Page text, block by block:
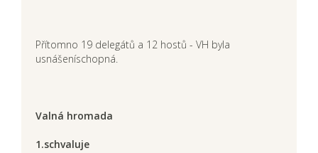
Přítomno 19 delegátů a 12 hostů - VH byla
usnášeníschopná.
Valná hromada
1.schvaluje